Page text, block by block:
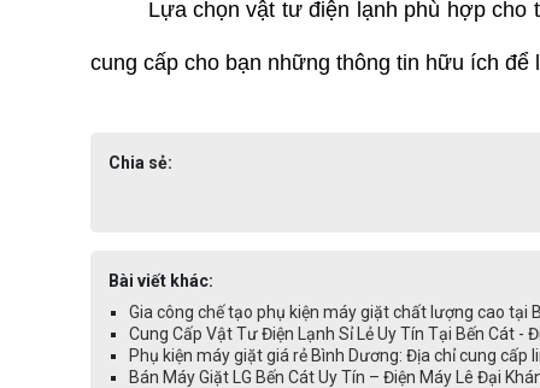
Lựa chọn vật tư điện lạnh phù hợp cho
cung cấp cho bạn những thông tin hữu ích
Chia sẻ:
Bài viết khác:
Gia công chế tạo phụ kiện máy giặt chất lượng cao tại
Cung Cấp Vật Tư Điện Lạnh Sỉ Lẻ Uy Tín Tại Bến Cát
Phụ kiện máy giặt giá rẻ Bình Dương: Địa chỉ cung
Bán Máy Giặt LG Bến Cát Uy Tín – Điện Máy Lê Đại